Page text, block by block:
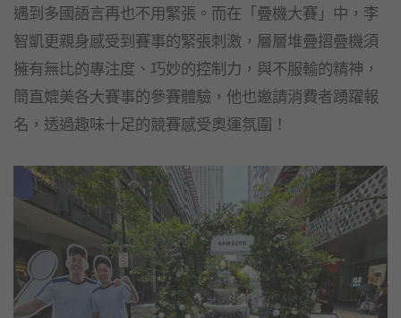
遇到多國語言再也不用緊張。而在「疊機大賽」中，李
智凱更親身感受到賽事的緊張刺激，層層堆疊摺疊機須
擁有無比的專注度、巧妙的控制力，與不服輸的精神，
簡直媲美各大賽事的參賽體驗，他也邀請消費者踴躍報
名，透過趣味十足的競賽感受奧運氛圍！